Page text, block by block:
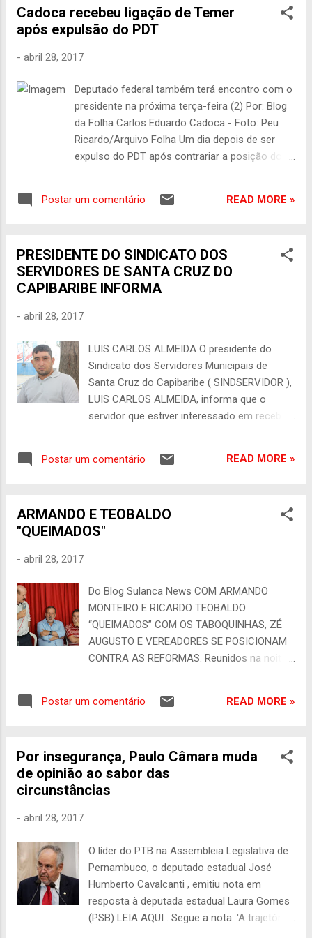
que o reflexo disso é o crescimento nas
pesquisas de intenção de voto no País. Além
acusações sofridas pelo cacique petista. “Esse
articula para exigir do juiz Sérgio Moro que
rasgue a Constituição Brasileira e condene o
afirmação de que o ex-presidente Lula vai ser
preso, que vai ficar inelegível e que não será
“Tenho certeza que esse conjunto de
Cadoca recebeu ligação de Temer
após expulsão do PDT
- abril 28, 2017
Deputado federal também terá encontro com o
presidente na próxima terça-feira (2) Por: Blog
da Folha Carlos Eduardo Cadoca - Foto: Peu
Ricardo/Arquivo Folha Um dia depois de ser
expulso do PDT após contrariar a posição do
partido) revelou, nesta sexta-feira (28), em
(PMDB), que se solidarizou com o parlamentar.
Cadoca acrescentou que deverá se encontrar
com o presidente na próxima terça-feira (2),
se a conversa com Temer seria um indicativo
de que o parlamentar estaria indo para o PMDB,
partido do qual já fez parte no passado. No
entanto, afirmou que ainda é cedo para tomar
qualquer decisão neste sentido, mas que "tem
grandes amigos" na sigla. Carlos Eduardo
Cadoca também voltou a criticar a forma da
Postar um comentário READ MORE »
PRESIDENTE DO SINDICATO DOS
SERVIDORES DE SANTA CRUZ DO
CAPIBARIBE INFORMA
- abril 28, 2017
LUIS CARLOS ALMEIDA O presidente do
Sindicato dos Servidores Municipais de
Santa Cruz do Capibaribe ( SINDSERVIDOR ),
LUIS CARLOS ALMEIDA, informa que o
servidor que estiver interessado em receber
(81) 9 9132-9243 .
Postar um comentário READ MORE »
ARMANDO E TEOBALDO
"QUEIMADOS"
- abril 28, 2017
Do Blog Sulanca News COM ARMANDO
MONTEIRO E RICARDO TEOBALDO
“QUEIMADOS” COM OS TABOQUINHAS, ZÉ
AUGUSTO E VEREADORES SE POSICIONAM
CONTRA AS REFORMAS. Reunidos na noite
bancada de oposição em Santa Cruz do
decidiram cobrar do senador Armando
Monteiro e deputado federal Ricardo
Teobaldo os votos favoráveis a Reforma da
votaram a favor da reforma e do vereador
Augusto Maia que na tribuna repudiou a
atitude do deputado federal Ricardo
Teobaldo. “Não tenho rabo preso com
político, mas sim com a população”, afirmou
Postar um comentário READ MORE »
Por insegurança, Paulo Câmara muda
de opinião ao sabor das
circunstâncias
- abril 28, 2017
O líder do PTB na Assembleia Legislativa de
Pernambuco, o deputado estadual José
Humberto Cavalcanti , emitiu nota em
resposta à deputada estadual Laura Gomes
(PSB) LEIA AQUI . Segue a nota: 'A trajetória